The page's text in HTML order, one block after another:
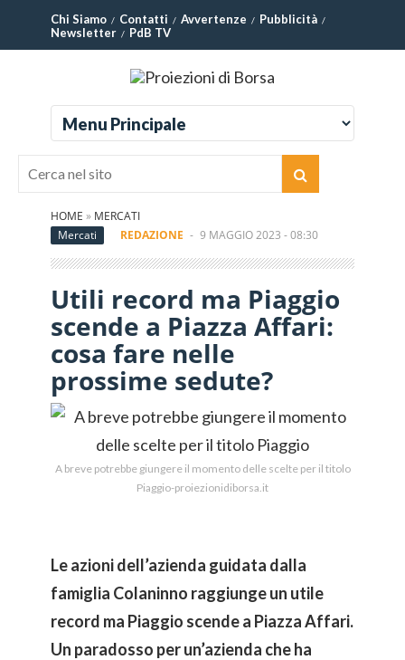
Chi Siamo Contatti Avvertenze
Pubblicità
Newsletter
PdB TV
HOME » MERCATI
Mercati
REDAZIONE - 9 MAGGIO 2023 - 08:30
Utili record ma Piaggio
scende a Piazza Affari:
cosa fare nelle
prossime sedute?
A breve potrebbe giungere il momento delle scelte per il titolo
Piaggio-proiezionidiborsa.it
Le azioni dell’azienda guidata dalla
famiglia Colaninno raggiunge un utile
record ma Piaggio scende a Piazza Affari.
Un paradosso per un’azienda che ha